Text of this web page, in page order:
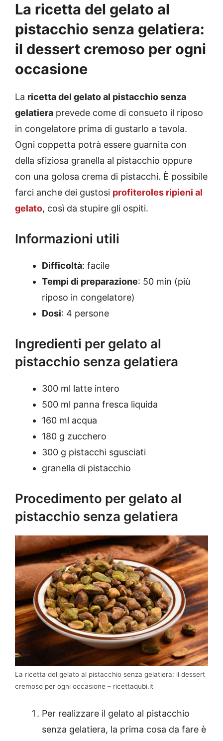
La ricetta del gelato al
pistacchio senza gelatiera:
il dessert cremoso per ogni
occasione
La ricetta del gelato al pistacchio senza
gelatiera prevede come di consueto il riposo
in congelatore prima di gustarlo a tavola.
Ogni coppetta potrà essere guarnita con
della sfiziosa granella al pistacchio oppure
con una golosa crema di pistacchi. È possibile
farci anche dei gustosi profiteroles ripieni al
gelato, così da stupire gli ospiti.
Informazioni utili
Difficoltà: facile
Tempi di preparazione: 50 min (più
riposo in congelatore)
Dosi: 4 persone
Ingredienti per gelato al
pistacchio senza gelatiera
300 ml latte intero
500 ml panna fresca liquida
160 ml acqua
180 g zucchero
300 g pistacchi sgusciati
granella di pistacchio
Procedimento per gelato al
pistacchio senza gelatiera
La ricetta del gelato al pistacchio senza gelatiera: il dessert
cremoso per ogni occasione – ricettaqubi.it
Per realizzare il gelato al pistacchio
senza gelatiera, la prima cosa da fare è